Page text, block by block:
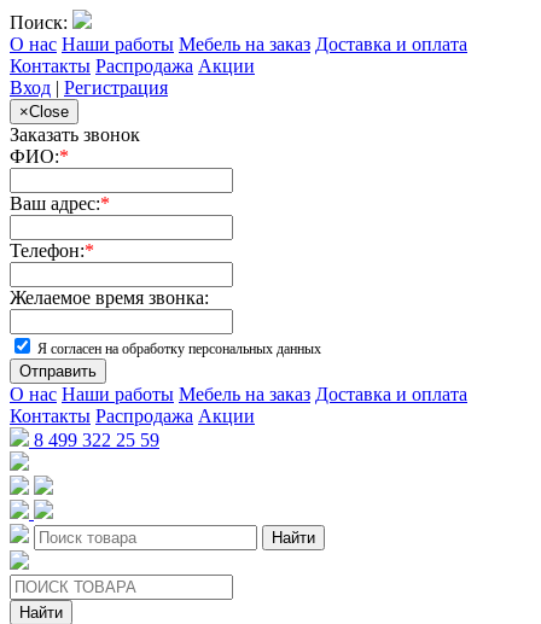
Поиск:
О нас Наши работы Мебель на заказ Доставка и оплата
Контакты Распродажа Акции
Вход | Регистрация
×Close
Заказать звонок
ФИО:*
Ваш адрес:*
Телефон:*
Желаемое время звонка:
Я согласен на обработку персональных данных
Отправить
О нас Наши работы Мебель на заказ Доставка и оплата
Контакты Распродажа Акции
8 499 322 25 59
Найти
Найти